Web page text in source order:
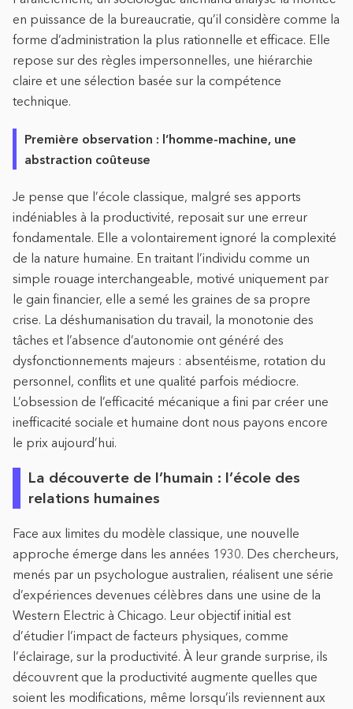
en puissance de la bureaucratie, qu’il considère comme la
forme d’administration la plus rationnelle et efficace. Elle
repose sur des règles impersonnelles, une hiérarchie
claire et une sélection basée sur la compétence
technique.
Première observation : l’homme-machine, une
abstraction coûteuse
Je pense que l’école classique, malgré ses apports
indéniables à la productivité, reposait sur une erreur
fondamentale. Elle a volontairement ignoré la complexité
de la nature humaine. En traitant l’individu comme un
simple rouage interchangeable, motivé uniquement par
le gain financier, elle a semé les graines de sa propre
crise. La déshumanisation du travail, la monotonie des
tâches et l’absence d’autonomie ont généré des
dysfonctionnements majeurs : absentéisme, rotation du
personnel, conflits et une qualité parfois médiocre.
L’obsession de l’efficacité mécanique a fini par créer une
inefficacité sociale et humaine dont nous payons encore
le prix aujourd’hui.
La découverte de l’humain : l’école des
relations humaines
Face aux limites du modèle classique, une nouvelle
approche émerge dans les années 1930. Des chercheurs,
menés par un psychologue australien, réalisent une série
d’expériences devenues célèbres dans une usine de la
Western Electric à Chicago. Leur objectif initial est
d’étudier l’impact de facteurs physiques, comme
l’éclairage, sur la productivité. À leur grande surprise, ils
découvrent que la productivité augmente quelles que
soient les modifications, même lorsqu’ils reviennent aux